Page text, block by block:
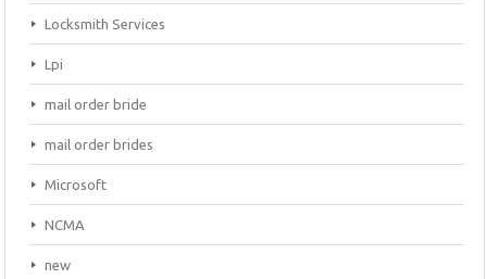
Locksmith Services
Lpi
mail order bride
mail order brides
Microsoft
NCMA
new